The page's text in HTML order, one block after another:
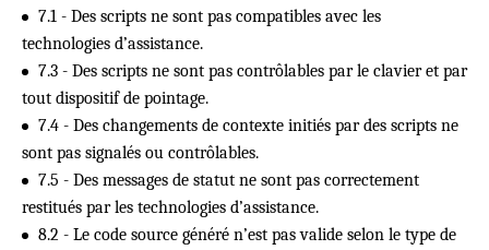
7.1 - Des scripts ne sont pas compatibles avec les
technologies d’assistance.
7.3 - Des scripts ne sont pas contrôlables par le clavier et par
tout dispositif de pointage.
7.4 - Des changements de contexte initiés par des scripts ne
sont pas signalés ou contrôlables.
7.5 - Des messages de statut ne sont pas correctement
restitués par les technologies d’assistance.
8.2 - Le code source généré n’est pas valide selon le type de